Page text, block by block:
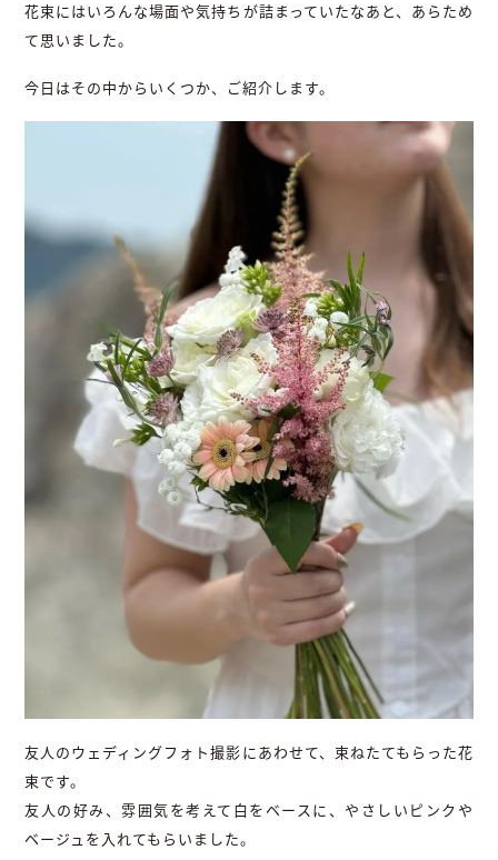
花束にはいろんな場面や気持ちが詰まっていたなあと、あらため
て思いました。
今日はその中からいくつか、ご紹介します。
友人のウェディングフォト撮影にあわせて、束ねたてもらった花
束です。
友人の好み、雰囲気を考えて白をベースに、やさしいピンクや
ベージュを入れてもらいました。